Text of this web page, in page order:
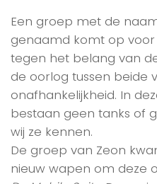
Een groep met de
genaamd komt op voor
tegen het belang van
de oorlog tussen beide
onafhankelijkheid. In
bestaan geen tanks of
wij ze kennen.
De groep van Zeon
nieuw wapen om deze